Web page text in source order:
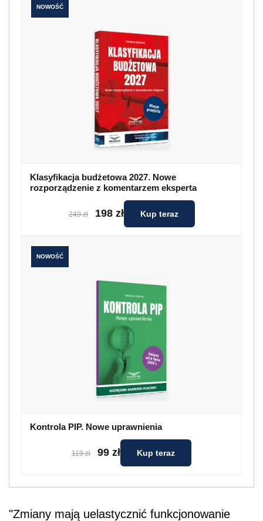
NOWOŚĆ
Klasyfikacja budżetowa 2027. Nowe
rozporządzenie z komentarzem eksperta
249 zł 198 zł Kup teraz
NOWOŚĆ
Kontrola PIP. Nowe uprawnienia
119 zł 99 zł Kup teraz
"Zmiany mają uelastycznić funkcjonowanie